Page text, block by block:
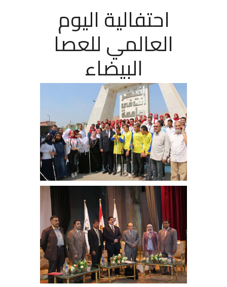
احتفالية اليوم
العالمي للعصا
البيضاء